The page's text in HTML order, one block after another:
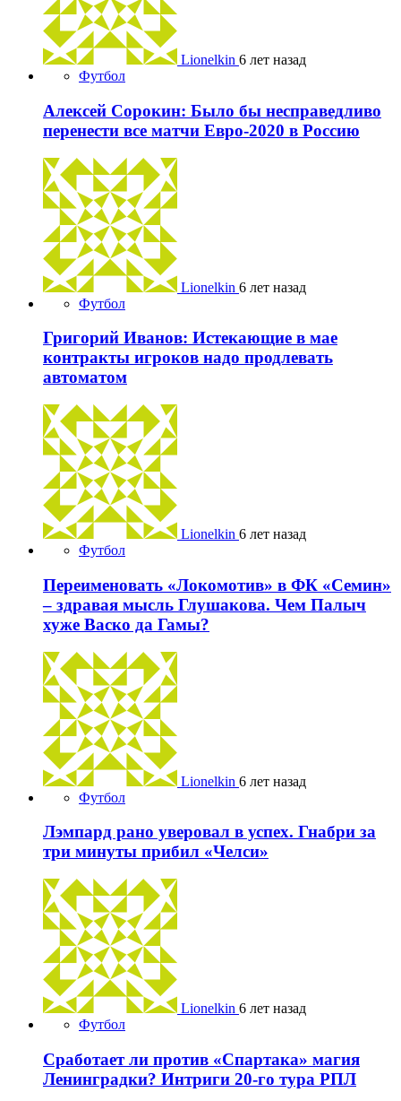
Lionelkin 6 лет назад
Футбол
Алексей Сорокин: Было бы несправедливо
перенести все матчи Евро-2020 в Россию
Lionelkin 6 лет назад
Футбол
Григорий Иванов: Истекающие в мае
контракты игроков надо продлевать
автоматом
Lionelkin 6 лет назад
Футбол
Переименовать «Локомотив» в ФК «Семин»
– здравая мысль Глушакова. Чем Палыч
хуже Васко да Гамы?
Lionelkin 6 лет назад
Футбол
Лэмпард рано уверовал в успех. Гнабри за
три минуты прибил «Челси»
Lionelkin 6 лет назад
Футбол
Сработает ли против «Спартака» магия
Ленинградки? Интриги 20-го тура РПЛ